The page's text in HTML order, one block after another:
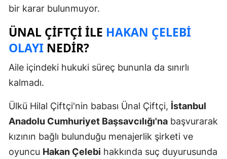
bir karar bulunmuyor.
ÜNAL ÇIFTÇI ILE HAKAN ÇELEBI
OLAYI NEDIR?
Aile içindeki hukuki süreç bununla da sınırlı
kalmadı.
Ülkü Hilal Çiftçi'nin babası Ünal Çiftçi, İstanbul
Anadolu Cumhuriyet Başsavcılığı'na başvurarak
kızının bağlı bulunduğu menajerlik şirketi ve
oyuncu Hakan Çelebi hakkında suç duyurusunda